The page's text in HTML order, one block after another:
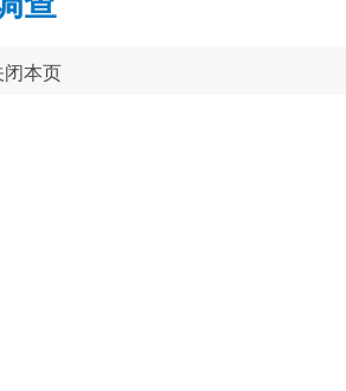
闭本页